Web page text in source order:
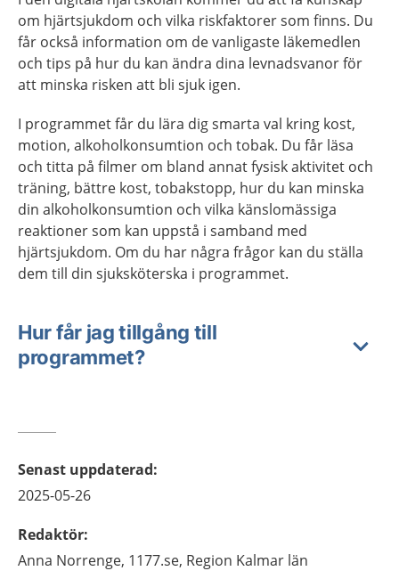
om hjärtsjukdom och vilka riskfaktorer som finns. Du
får också information om de vanligaste läkemedlen
och tips på hur du kan ändra dina levnadsvanor för
att minska risken att bli sjuk igen.
I programmet får du lära dig smarta val kring kost,
motion, alkoholkonsumtion och tobak. Du får läsa
och titta på filmer om bland annat fysisk aktivitet och
träning, bättre kost, tobakstopp, hur du kan minska
din alkoholkonsumtion och vilka känslomässiga
reaktioner som kan uppstå i samband med
hjärtsjukdom. Om du har några frågor kan du ställa
dem till din sjuksköterska i programmet.
Hur får jag tillgång till
programmet?
Senast uppdaterad:
2025-05-26
Redaktör:
Anna Norrenge, 1177.se, Region Kalmar län